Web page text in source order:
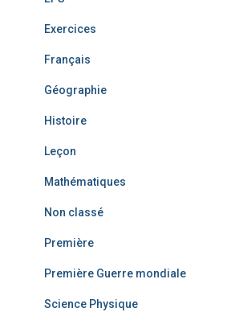
Exercices
Français
Géographie
Histoire
Leçon
Mathématiques
Non classé
Première
Première Guerre mondiale
Science Physique